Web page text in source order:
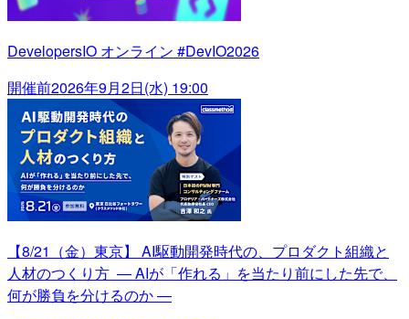
DevelopersIO オンライン #DevIO2026
開催前2026年9月2日(水) 19:00
【8/21（金）東京】 AI駆動開発時代の、プロダクト組織と
人材のつくり方 ― AIが「作れる」を当たり前にした先で、
何が勝負を分けるのか ―